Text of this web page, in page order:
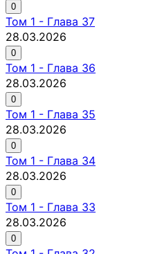
0
Том 1 - Глава 37
28.03.2026
0
Том 1 - Глава 36
28.03.2026
0
Том 1 - Глава 35
28.03.2026
0
Том 1 - Глава 34
28.03.2026
0
Том 1 - Глава 33
28.03.2026
0